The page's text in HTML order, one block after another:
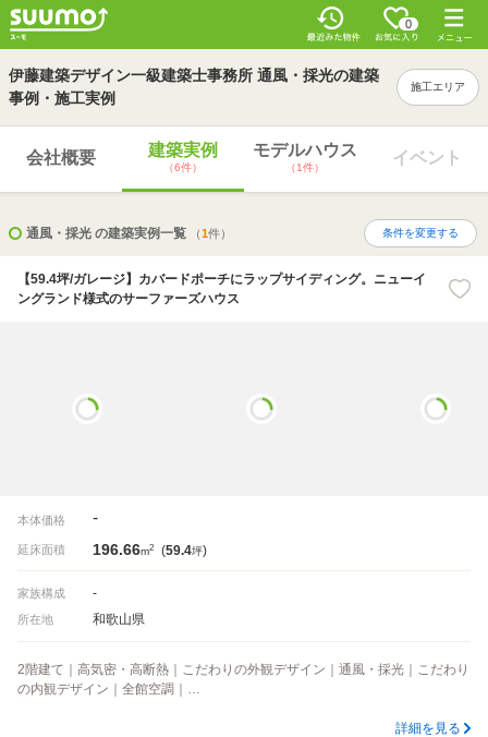
0
伊藤建築デザイン一級建築士事務所 通風・採光の建築
事例・施工実例
施工エリア
会社概要 建築実例
（6件）
モデルハウス
（1件）
イベント
通風・採光 の建築実例一覧 （1件） 条件を変更する
【59.4坪/ガレージ】カバードポーチにラップサイディング。ニューイ
ングランド様式のサーファーズハウス
本体価格 -
延床面積 196.66m2 (59.4坪)
家族構成 -
所在地 和歌山県
2階建て｜高気密・高断熱｜こだわりの外観デザイン｜通風・採光｜こだわり
の内観デザイン｜全館空調｜…
詳細を見る